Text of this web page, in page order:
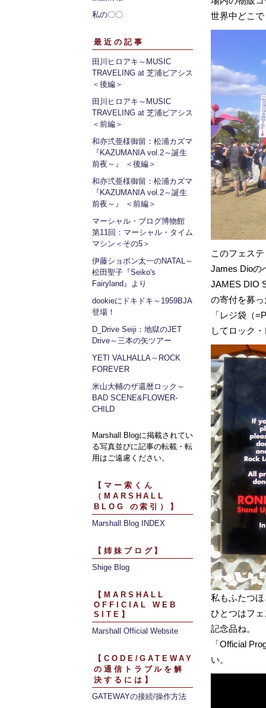
私の〇〇
最近の記事
田川ヒロアキ～MUSIC
TRAVELING at 芝浦ピアシス
＜後編＞
田川ヒロアキ～MUSIC
TRAVELING at 芝浦ピアシス
＜前編＞
和亦弍亜様御留：松浦カズマ
『KAZUMANIA vol.2～誕生
前夜～』 ＜後編＞
和亦弍亜様御留：松浦カズマ
『KAZUMANIA vol.2～誕生
前夜～』 ＜前編＞
マーシャル・ブログ博物館
第11回：マーシャル・タイム
マシン＜その5＞
伊藤ショボン太一のNATAL～
松田聖子『Seiko's
Fairyland』より
dookieにドキドキ～1959BJA
登場！
D_Drive Seiji：地獄のJET
Drive～三本の矢ツアー
YETI VALHALLA～ROCK
FOREVER
米山大輔のザ還暦ロック～
BAD SCENE&FLOWER-
CHILD
Marshall Blogに掲載されてい
る写真並びに記事の転載・転
用はご遠慮ください。
【マー索くん
（MARSHALL
BLOG の索引）】
Marshall Blog INDEX
【姉妹ブログ】
Shige Blog
【MARSHALL
OFFICIAL WEB
SITE】
Marshall Official Website
【CODE/GATEWAY
の通信トラブルを解
決するには】
GATEWAYの接続/操作方法
世界中どこ
このフェス
James Dioの
JAMES DIO
の寄付を募
「レジ袋（
してロック
私もふたつ
ひとつはフ
記念品ね。
「Official
い。